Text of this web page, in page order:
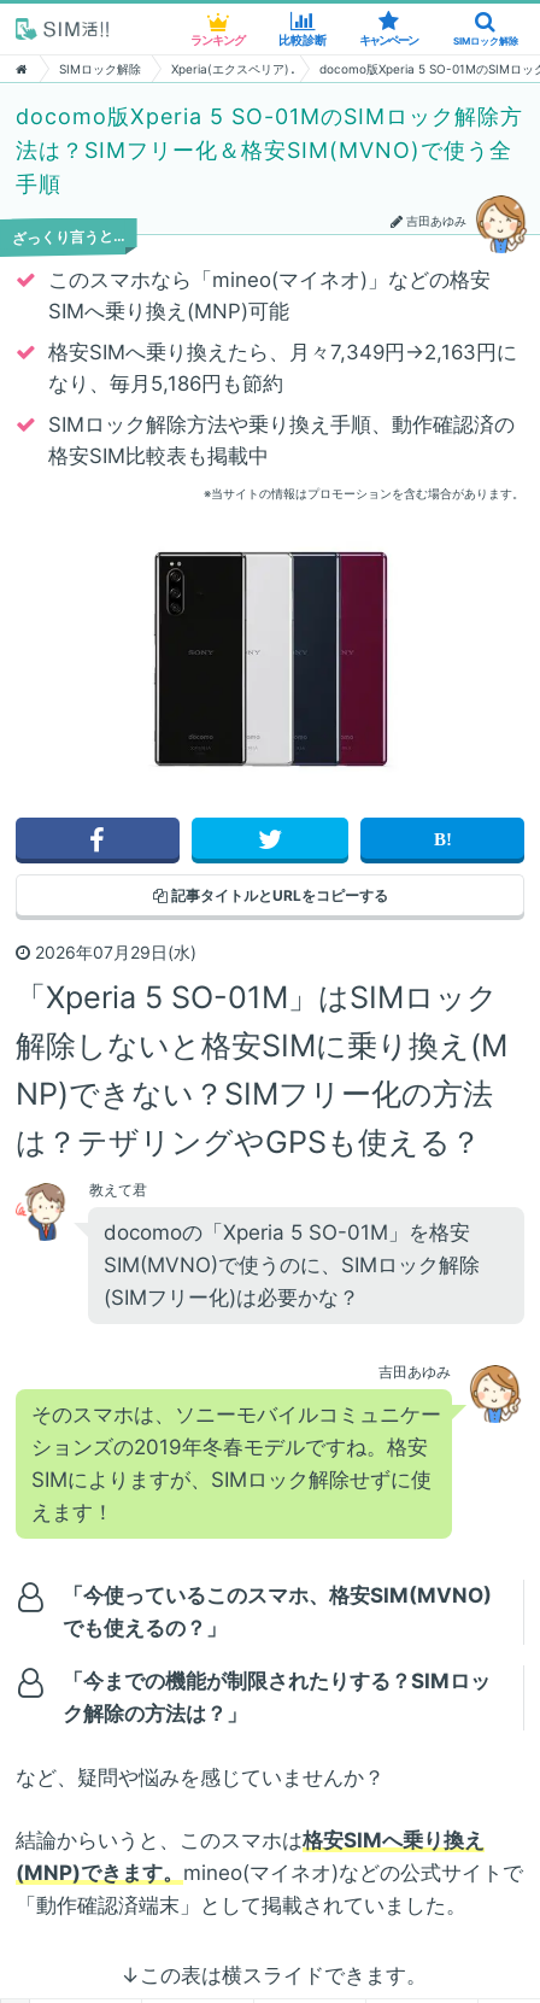
ランキング 比較診断 キャンペーン SIMロック解除
SIMロック解除 Xperia(エクスペリア) docomo版Xperia 5 SO-01MのSIMロッ
docomo版Xperia 5 SO-01MのSIMロック解除方
法は？SIMフリー化＆格安SIM(MVNO)で使う全
手順
吉田あゆみ
ざっくり言うと…
このスマホなら「mineo(マイネオ)」などの格安
SIMへ乗り換え(MNP)可能
格安SIMへ乗り換えたら、月々7,349円→2,163円に
なり、毎月5,186円も節約
SIMロック解除方法や乗り換え手順、動作確認済の
格安SIM比較表も掲載中
※当サイトの情報はプロモーションを含む場合があります。
記事タイトルとURLをコピーする
2026年07月29日(水)
「Xperia 5 SO-01M」はSIMロック
解除しないと格安SIMに乗り換え(M
NP)できない？SIMフリー化の方法
は？テザリングやGPSも使える？
教えて君
docomoの「Xperia 5 SO-01M」を格安
SIM(MVNO)で使うのに、SIMロック解除
(SIMフリー化)は必要かな？
吉田あゆみ
そのスマホは、ソニーモバイルコミュニケー
ションズの2019年冬春モデルですね。格安
SIMによりますが、SIMロック解除せずに使
えます！
「今使っているこのスマホ、格安SIM(MVNO)
でも使えるの？」
「今までの機能が制限されたりする？SIMロッ
ク解除の方法は？」
など、疑問や悩みを感じていませんか？
結論からいうと、このスマホは格安SIMへ乗り換え
(MNP)できます。 mineo(マイネオ)などの公式サイトで
「動作確認済端末」として掲載されていました。
↓この表は横スライドできます。
ランキング 比較診断 キャンペーン SIMロック解除